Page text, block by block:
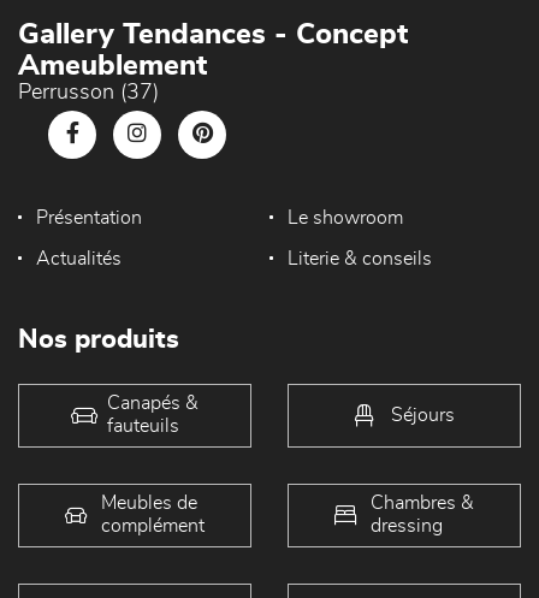
Gallery Tendances - Concept
Ameublement
Perrusson (37)
Présentation Le showroom
Actualités Literie & conseils
Nos produits
Canapés &
fauteuils
Séjours
Meubles de
complément
Chambres &
dressing